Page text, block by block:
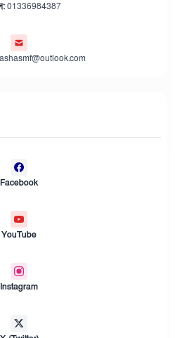
01336984387
Facebook
YouTube
Instagram